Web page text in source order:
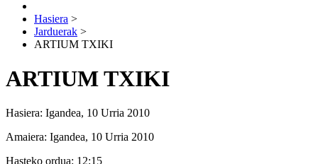
Hasiera >
Jarduerak >
ARTIUM TXIKI
ARTIUM TXIKI
Hasiera: Igandea, 10 Urria 2010
Amaiera: Igandea, 10 Urria 2010
Hasteko ordua: 12:15